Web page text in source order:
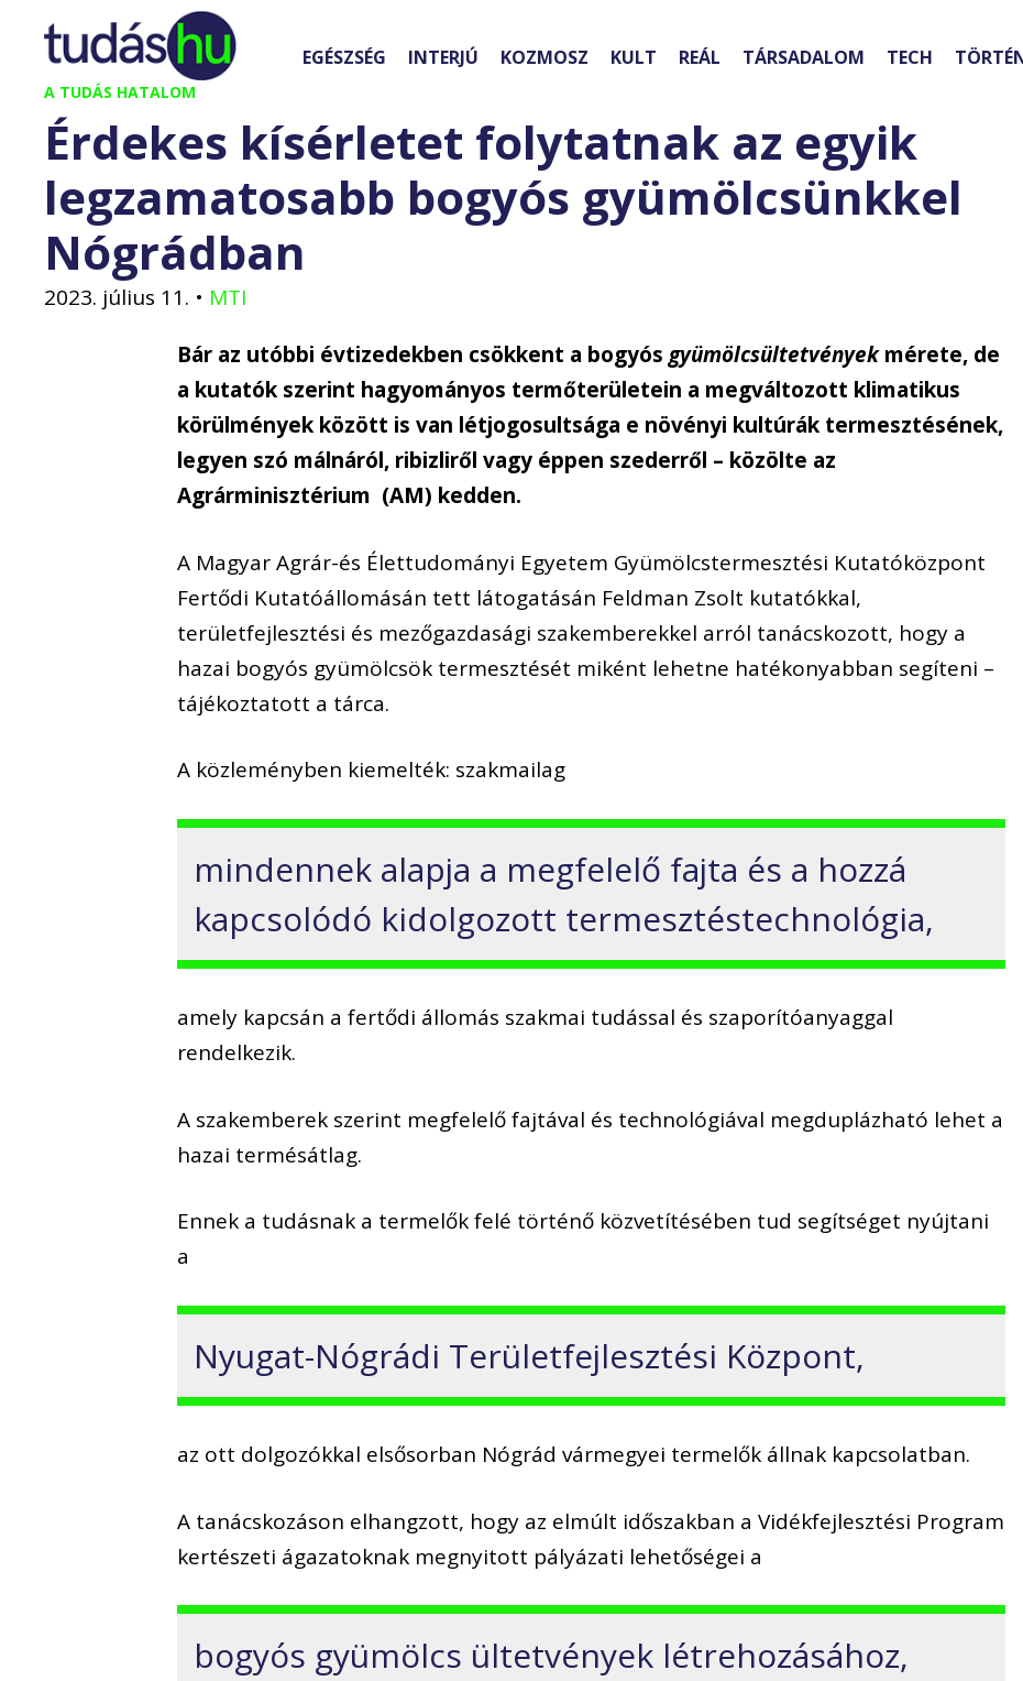
Kilépés
tartalomba
A TUDÁS HATALOM
EGÉSZSÉG INTERJÚ KOZMOSZ KULT REÁL TÁRSADALOM TECH
Érdekes kísérletet folytatnak az egyik
legzamatosabb bogyós gyümölcsünkkel
Nógrádban
2023. július 11. • MTI
Bár az utóbbi évtizedekben csökkent a bogyósgyümölcsültetvényekmérete, de
a kutatók szerint hagyományos termőterületein a megváltozott klimatikus
körülmények között is van létjogosultsága e növényi kultúrák termesztésének,
legyen szó málnáról, ribizliről vagy éppen szederről – közölte az
Agrárminisztérium (AM) kedden.
A Magyar Agrár-és Élettudományi Egyetem Gyümölcstermesztési Kutatóközpont
Fertődi Kutatóállomásán tett látogatásán Feldman Zsolt kutatókkal,
területfejlesztési és mezőgazdasági szakemberekkel arról tanácskozott, hogy a
hazai bogyós gyümölcsök termesztését miként lehetne hatékonyabban segíteni –
tájékoztatott a tárca.
A közleményben kiemelték: szakmailag
mindennek alapja a megfelelő fajta és a hozzá
kapcsolódó kidolgozott termesztéstechnológia,
amely kapcsán a fertődi állomás szakmai tudással és szaporítóanyaggal
rendelkezik.
A szakemberek szerint megfelelő fajtával és technológiával megduplázható lehet a
hazai termésátlag.
Ennek a tudásnak a termelők felé történő közvetítésében tud segítséget nyújtani
a
Nyugat-Nógrádi Területfejlesztési Központ,
az ott dolgozókkal elsősorban Nógrád vármegyei termelők állnak kapcsolatban.
A tanácskozáson elhangzott, hogy az elmúlt időszakban a Vidékfejlesztési Program
kertészeti ágazatoknak megnyitott pályázati lehetőségei a
bogyós gyümölcs ültetvények létrehozásához,